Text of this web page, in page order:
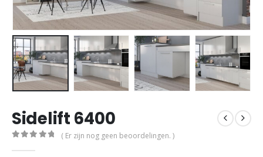
Sidelift 6400
( Er zijn nog geen beoordelingen. )